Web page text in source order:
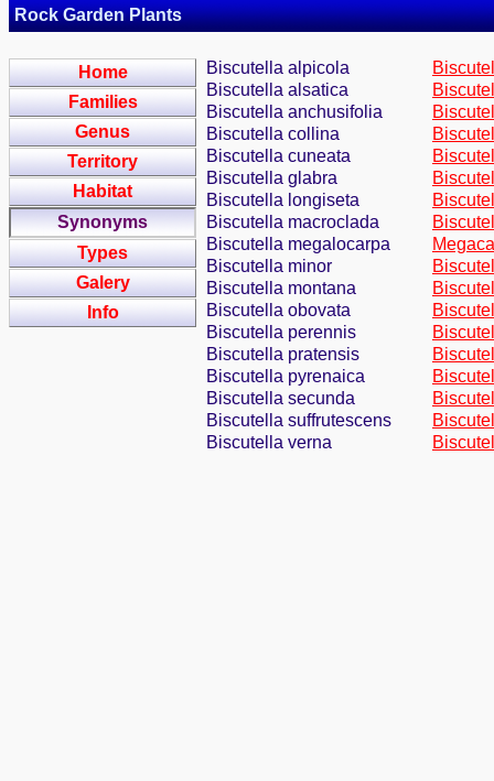
Rock Garden Plants
Home
Families
Genus
Territory
Habitat
Synonyms
Types
Galery
Info
Biscutella alpicola
Biscutella alsatica
Biscutella anchusifolia
Biscutella collina
Biscutella cuneata
Biscutella glabra
Biscutella longiseta
Biscutella macroclada
Biscutella megalocarpa
Biscutella minor
Biscutella montana
Biscutella obovata
Biscutella perennis
Biscutella pratensis
Biscutella pyrenaica
Biscutella secunda
Biscutella suffrutescens
Biscutella verna